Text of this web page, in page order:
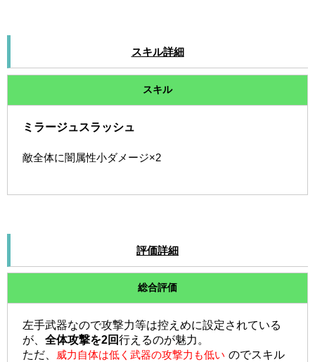
スキル詳細
スキル
ミラージュスラッシュ
敵全体に闇属性小ダメージ×2
評価詳細
総合評価
左手武器なので攻撃力等は控えめに設定されている
が、全体攻撃を2回行えるのが魅力。
ただ、 威力自体は低く武器の攻撃力も低い のでスキル